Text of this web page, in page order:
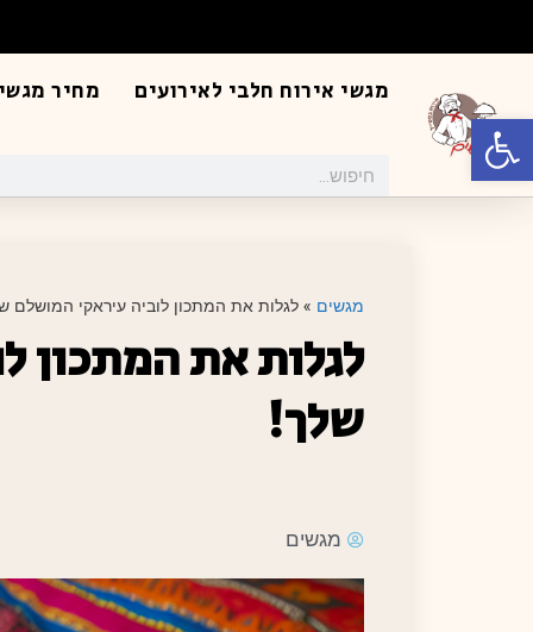
פתח סרגל נגישות
מגשי אירוח חלבי לאירועים מחיר
מגשים » לגלות את המתכון לוביה עיראקי המושלם
לגלות את המתכון
שלך!
מגשים